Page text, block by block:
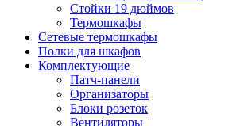
Стойки 19 дюймов
Термошкафы
Сетевые термошкафы
Полки для шкафов
Комплектующие
Патч-панели
Организаторы
Блоки розеток
Вентиляторы